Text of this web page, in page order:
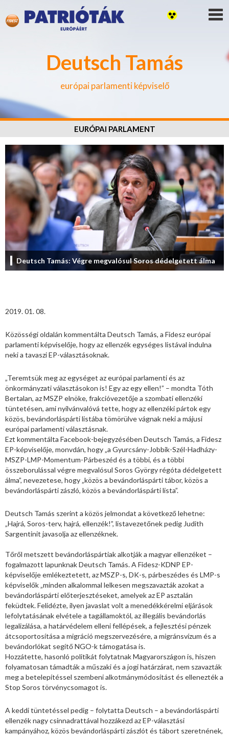
Deutsch Tamás
európai parlamenti képviselő
EURÓPAI PARLAMENT
Deutsch Tamás: Végre megvalósul Soros dédelgetett álma
2019. 01. 08.
Közösségi oldalán kommentálta Deutsch Tamás, a Fidesz európai
parlamenti képviselője, hogy az ellenzék egységes listával indulna
neki a tavaszi EP-választásoknak.
„Teremtsük meg az egységet az európai parlamenti és az
önkormányzati választásokon is! Egy az egy ellen!” – mondta Tóth
Bertalan, az MSZP elnöke, frakcióvezetője a szombati ellenzéki
tüntetésen, ami nyilvánvalóvá tette, hogy az ellenzéki pártok egy
közös, bevándorláspárti listába tömörülve vágnak neki a májusi
európai parlamenti választásnak.
Ezt kommentálta Facebook-bejegyzésében Deutsch Tamás, a Fidesz
EP-képviselője, monvdán, hogy „a Gyurcsány-Jobbik-Szél-Hadházy-
MSZP-LMP-Momentum-Párbeszéd és a többi, és a többi
összeborulással végre megvalósul Soros György régóta dédelgetett
álma”, nevezetese, hogy „közös a bevándorláspárti tábor, közös a
bevándorláspárti zászló, közös a bevándorláspárti lista”.
Deutsch Tamás szerint a közös jelmondat a következő lehetne:
„Hajrá, Soros-terv, hajrá, ellenzék!”, listavezetőnek pedig Judith
Sargentinit javasolja az ellenzéknek.
Tőről metszett bevándorláspártiak alkotják a magyar ellenzéket –
fogalmazott lapunknak Deutsch Tamás. A Fidesz-KDNP EP-
képviselője emlékeztetett, az MSZP-s, DK-s, párbeszédes és LMP-s
képviselők „minden alkalommal lelkesen megszavazták azokat a
bevándorláspárti előterjesztéseket, amelyek az EP asztalán
feküdtek. Felidézte, ilyen javaslat volt a menedékkérelmi eljárások
lefolytatásának elvétele a tagállamoktól, az illegális bevándorlás
legalizálása, a határvédelem elleni fellépések, a fejlesztési pénzek
átcsoportosítása a migráció megszervezésére, a migránsvízum és a
bevándorlókat segítő NGO-k támogatása is.
Hozzátette, hasonló politikát folytatnak Magyarországon is, hiszen
folyamatosan támadták a műszaki és a jogi határzárat, nem szavazták
meg a betelepítéssel szembeni alkotmánymódosítást és ellenezték a
Stop Soros törvénycsomagot is.
A keddi tüntetéssel pedig – folytatta Deutsch – a bevándorláspárti
ellenzék nagy csinnadrattával hozzákezd az EP-választási
kampányához, közös bevándorláspárti zászlót és tábort szeretnének,